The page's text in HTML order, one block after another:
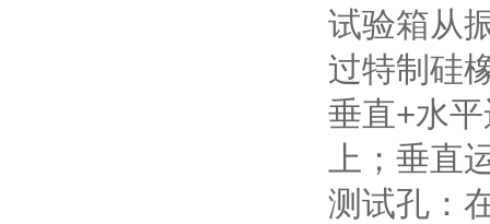
试验箱从
过特制硅
垂直+水
上；垂直
测试孔：